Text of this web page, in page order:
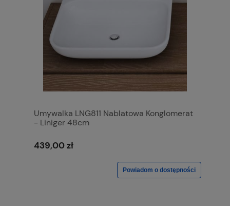
Umywalka LNG811 Nablatowa Konglomerat
- Liniger 48cm
439,00 zł
Powiadom o dostępności